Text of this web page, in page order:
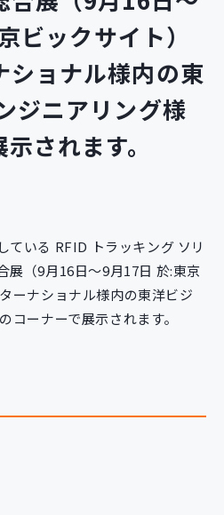
新入社員コース
教材購入
ビックサイト）
ショナル様内の東
ジニアリング様
されます。
ている RFID トラッキング ソリ
展（9月16日～9月17日 於:東京
ーナショナル様内の東洋ビジ
コーナーで展示されます。